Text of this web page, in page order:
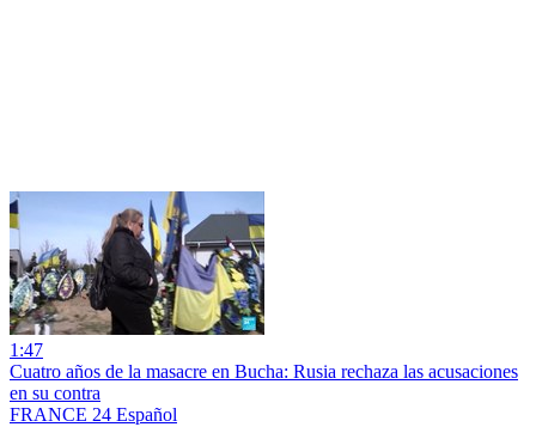
1:47
Cuatro años de la masacre en Bucha: Rusia rechaza las acusaciones
en su contra
FRANCE 24 Español